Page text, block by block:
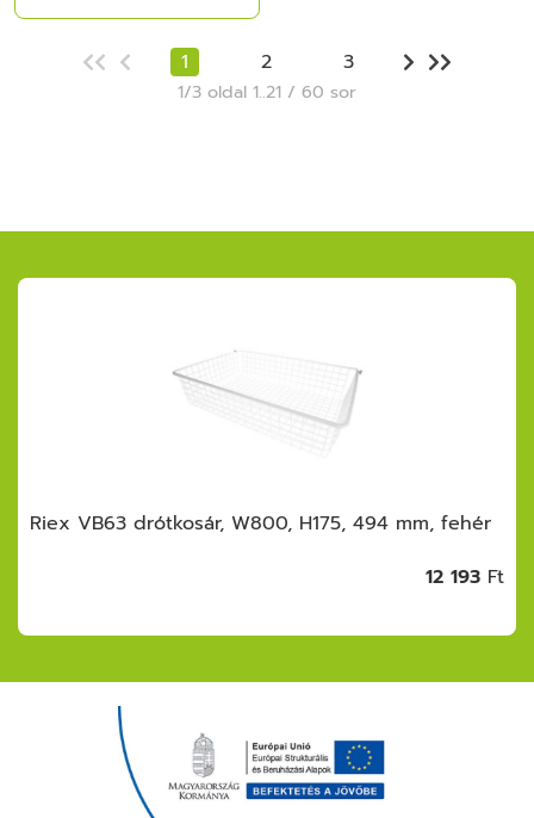
1 2 3
1/3 oldal 1..21 / 60 sor
Riex VB63 drótkosár, W800, H175, 494 mm, fehér
12 193 Ft